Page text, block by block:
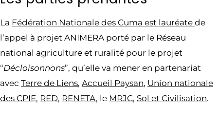
La Fédération Nationale des Cuma est lauréate de
l’appel à projet ANIMERA porté par le Réseau
national agriculture et ruralité pour le projet
“Décloisonnons”, qu’elle va mener en partenariat
avec Terre de Liens, Accueil Paysan, Union nationale
des CPIE, RED, RENETA, le MRJC, Sol et Civilisation.